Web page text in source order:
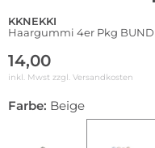
KKNEKKI
Haargummi 4er Pkg
14,00
inkl. Mwst zzgl. Versandkosten
Farbe: Beige